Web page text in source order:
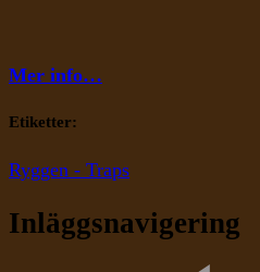
Mer info…
Etiketter:
Ryggen - Traps
Inläggsnavigering